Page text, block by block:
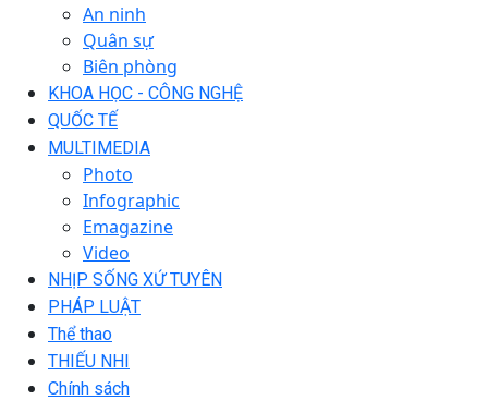
An ninh
Quân sự
Biên phòng
KHOA HỌC - CÔNG NGHỆ
QUỐC TẾ
MULTIMEDIA
Photo
Infographic
Emagazine
Video
NHỊP SỐNG XỨ TUYÊN
PHÁP LUẬT
Thể thao
THIẾU NHI
Chính sách